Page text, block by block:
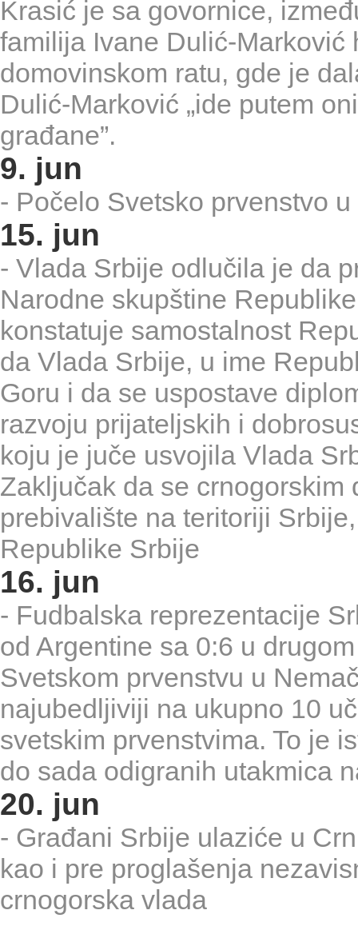
Krasić je sa govornice,
familija Ivane Dulić-
domovinskom ratu, gde je
Dulić-Marković „ide putem
građane”.
9. jun
- Počelo Svetsko prvenstvo
15. jun
- Vlada Srbije odlučila je da
Narodne skupštine
konstatuje samostalnost
da Vlada Srbije, u ime
Goru i da se uspostave
razvoju prijateljskih i
koju je juče usvojila Vlada
Zaključak da se
prebivalište na teritoriji
Republike Srbije
16. jun
- Fudbalska reprezentacije
od Argentine sa 0:6 u
Svetskom prvenstvu u
najubedljiviji na ukupno 10
svetskim prvenstvima. To je
do sada odigranih utakmica
20. jun
- Građani Srbije ulaziće u
kao i pre proglašenja
crnogorska vlada